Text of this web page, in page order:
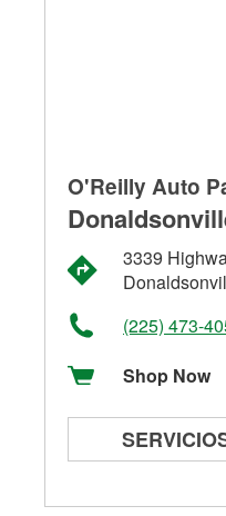
O'Reilly Auto
3339
(225) 473-
Shop Now